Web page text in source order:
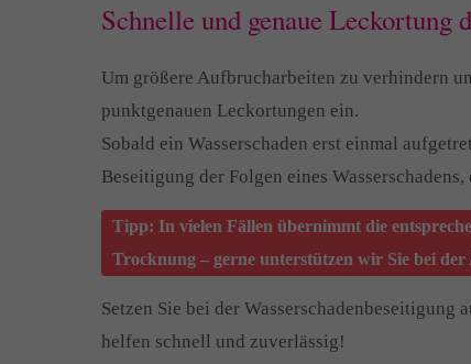
Schnelle und genaue Leckortung
Um größere Aufbrucharbeiten zu verhindern
punktgenauen Leckortungen ein.
Sobald ein Wasserschaden erst einmal
Beseitigung der Folgen eines
Tipp: In vielen Fällen übernimmt die
Trocknung – gerne unterstützen wir Sie bei
Setzen Sie bei der
helfen schnell und zuverlässig!